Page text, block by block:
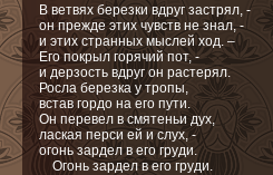
В ветвях березки вдруг застрял, -
он прежде этих чувств не знал, -
и этих странных мыслей ход. –
Его покрыл горячий пот, -
и дерзость вдруг он растерял.
Росла березка у тропы,
встав гордо на его пути.
Он перевел в смятеньи дух,
лаская перси ей и слух, -
огонь зардел в его груди.
Огонь зардел в его груди.